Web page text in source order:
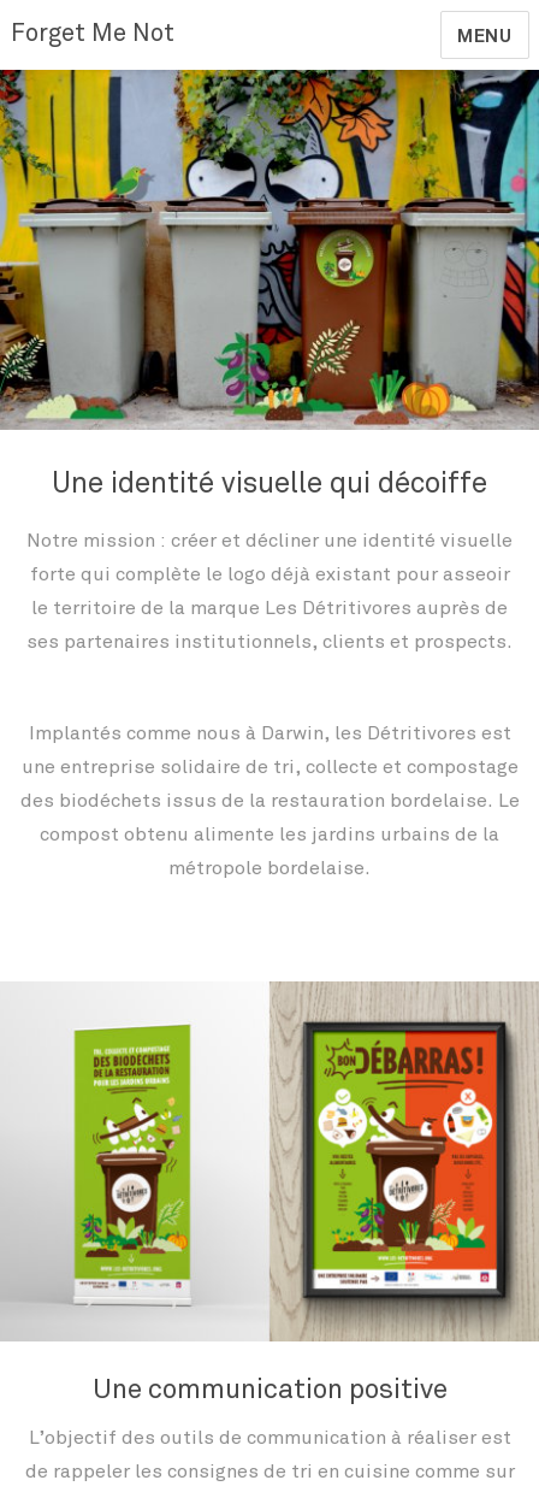
Forget Me Not MENU
Une identité visuelle qui décoiffe
Notre mission : créer et décliner une identité visuelle
forte qui complète le logo déjà existant pour asseoir
le territoire de la marque Les Détritivores auprès de
ses partenaires institutionnels, clients et prospects.
Implantés comme nous à Darwin, les Détritivores est
une entreprise solidaire de tri, collecte et compostage
des biodéchets issus de la restauration bordelaise. Le
compost obtenu alimente les jardins urbains de la
métropole bordelaise.
Une communication positive
L’objectif des outils de communication à réaliser est
de rappeler les consignes de tri en cuisine comme sur